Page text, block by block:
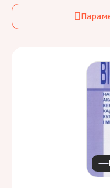
Виберіть Core
Google Scholar
Галузь знань і